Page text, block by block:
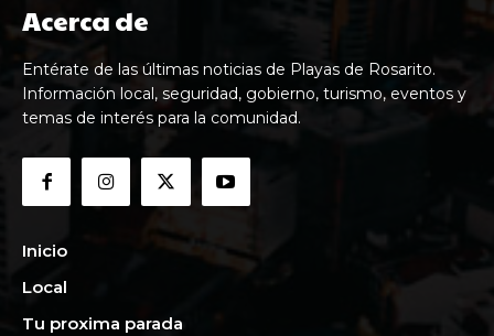
Acerca de
Entérate de las últimas noticias de Playas de Rosarito.
Información local, seguridad, gobierno, turismo, eventos y
temas de interés para la comunidad.
Inicio
Local
Tu proxima parada